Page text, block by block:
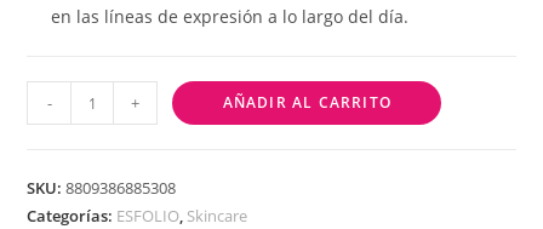
en las líneas de expresión a lo largo del día.
- + AÑADIR AL CARRITO
SKU:8809386885308
Categorías: ESFOLIO, Skincare